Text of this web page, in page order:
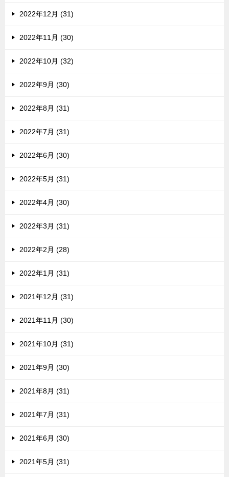
2022年12月 (31)
2022年11月 (30)
2022年10月 (32)
2022年9月 (30)
2022年8月 (31)
2022年7月 (31)
2022年6月 (30)
2022年5月 (31)
2022年4月 (30)
2022年3月 (31)
2022年2月 (28)
2022年1月 (31)
2021年12月 (31)
2021年11月 (30)
2021年10月 (31)
2021年9月 (30)
2021年8月 (31)
2021年7月 (31)
2021年6月 (30)
2021年5月 (31)